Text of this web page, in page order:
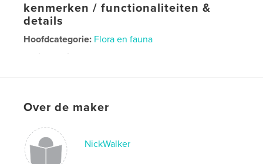
kenmerken / functionaliteiten &
details
Hoofdcategorie: Flora en fauna
Projectoptie:
TaalEnglish
Over de maker
NickWalker